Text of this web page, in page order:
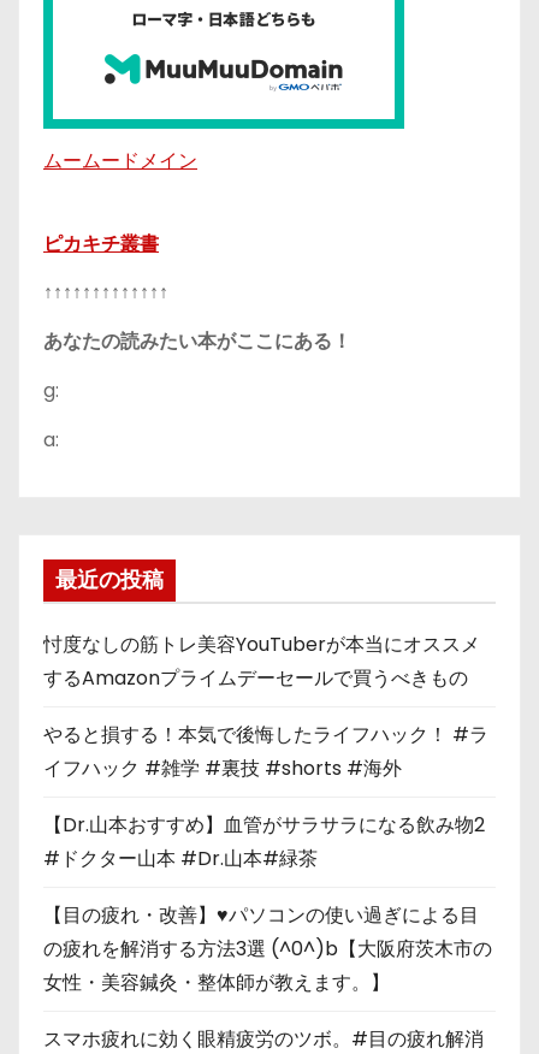
ムームードメイン
ピカキチ叢書
↑↑↑↑↑↑↑↑↑↑↑↑↑
あなたの読みたい本がここにある！
g:
a:
最近の投稿
忖度なしの筋トレ美容YouTuberが本当にオススメ
するAmazonプライムデーセールで買うべきもの
やると損する！本気で後悔したライフハック！ #ラ
イフハック #雑学 #裏技 #shorts #海外
【Dr.山本おすすめ】血管がサラサラになる飲み物2
#ドクター山本 #Dr.山本#緑茶
【目の疲れ・改善】♥パソコンの使い過ぎによる目
の疲れを解消する方法3選 (^0^)b【大阪府茨木市の
女性・美容鍼灸・整体師が教えます。】
スマホ疲れに効く眼精疲労のツボ。#目の疲れ解消